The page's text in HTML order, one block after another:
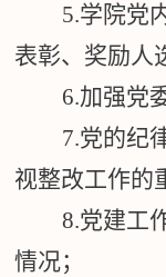
5.学院党
表彰、奖励人
6.加强党
7.党的纪
视整改工作的
8.党建工
情况；